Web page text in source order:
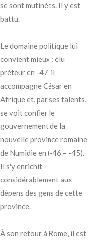
se sont mutinées. Il y est
battu.
Le domaine politique lui
convient mieux : élu
préteur en -47, il
accompagne César en
Afrique et, par ses talents,
se voit confier le
gouvernement de la
nouvelle province romaine
de Numidie en (-46 – -45).
Il s'y enrichit
considérablement aux
dépens des gens de cette
province.
À son retour à Rome, il est